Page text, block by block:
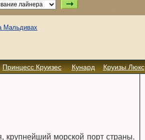
Принцесс Круизес Кунард Круизы Люкс
крупнейший морской порт страны.